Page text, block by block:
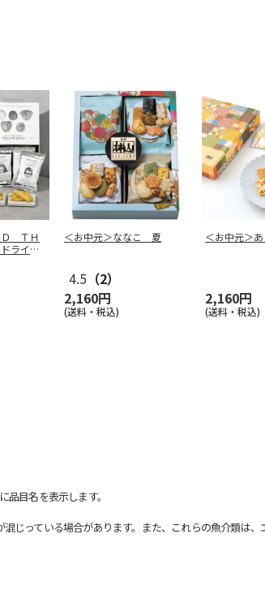
Ｄ ＴＨ
ライフ
＜お中元＞ななこ 夏
4.5 （2）
2,160円
(送料・税込)
＜お中元＞
2,160円
(送料・税込)
目名を表示します。
っている場合があります。また、これらの魚介類は、